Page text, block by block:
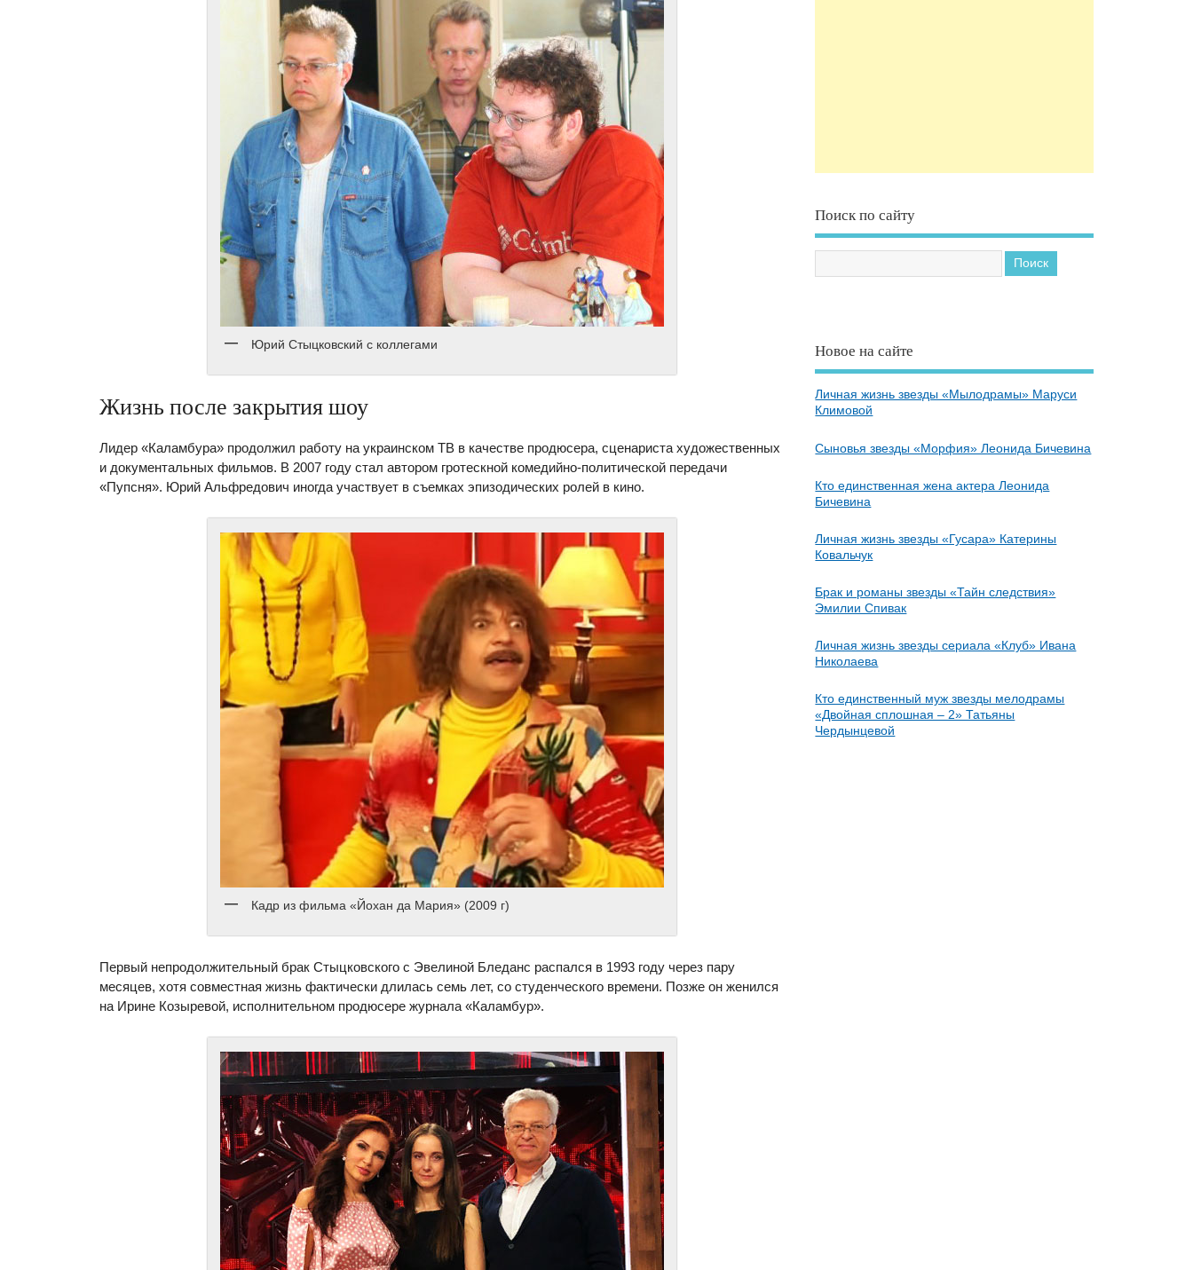
Юрий Стыцковский с коллегами
Жизнь после закрытия шоу
Лидер «Каламбура» продолжил работу на украинском ТВ в качестве продюсера, сценариста художественных
и документальных фильмов. В 2007 году стал автором гротескной комедийно-политической передачи
«Пупсня». Юрий Альфредович иногда участвует в съемках эпизодических ролей в кино.
Кадр из фильма «Йохан да Мария» (2009 г)
Первый непродолжительный брак Стыцковского с Эвелиной Бледанс распался в 1993 году через пару
месяцев, хотя совместная жизнь фактически длилась семь лет, со студенческого времени. Позже он женился
на Ирине Козыревой, исполнительном продюсере журнала «Каламбур».
Поиск по сайту
Новое на сайте
Личная жизнь звезды «Мылодрамы» Маруси
Климовой
Сыновья звезды «Морфия» Леонида Бичевина
Кто единственная жена актера Леонида
Бичевина
Личная жизнь звезды «Гусара» Катерины
Ковальчук
Брак и романы звезды «Тайн следствия»
Эмилии Спивак
Личная жизнь звезды сериала «Клуб» Ивана
Николаева
Кто единственный муж звезды мелодрамы
«Двойная сплошная – 2» Татьяны
Чердынцевой